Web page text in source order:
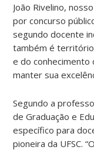
João Rivelino,
por concurso
segundo docente
também é
e do conhecimento
manter sua
Segundo a
de Graduação e
específico para
pioneira da UFSC.